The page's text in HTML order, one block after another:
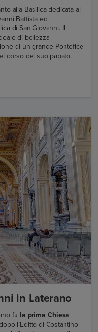
alla Basilica dedicata al
Battista ed
di San Giovanni. Il
di bellezza
di un grande Pontefice
corso del suo papato.
in Laterano
fu la prima Chiesa
l’Editto di Costantino